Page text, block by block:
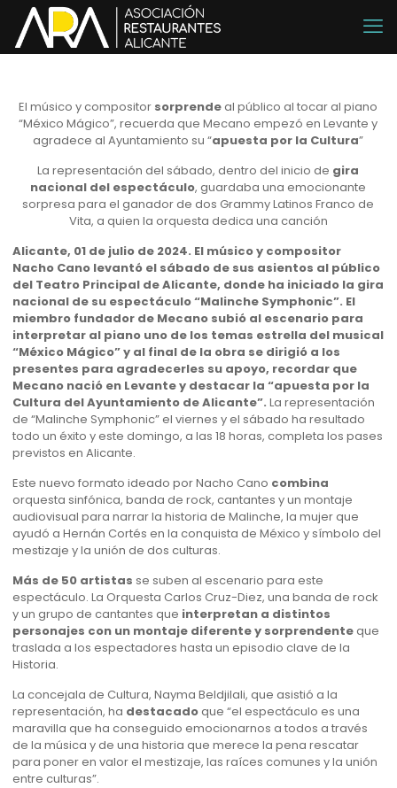
El músico y compositor sorprendeal público al tocar al piano
“México Mágico”, recuerda que Mecano empezó en Levante y
agradece al Ayuntamiento su “apuesta por la Cultura”
La representación del sábado, dentro del inicio de gira
nacional del espectáculo, guardaba una emocionante
sorpresa para el ganador de dos Grammy Latinos Franco de
Vita, a quien la orquesta dedica una canción
Alicante, 01 de julio de 2024. El músico y compositor
Nacho Cano levantó el sábado de sus asientos al público
del Teatro Principal de Alicante, donde ha iniciado la gira
nacional de su espectáculo “Malinche Symphonic”. El
miembro fundador de Mecano subió al escenario para
interpretar al piano uno de los temas estrella del musical
“México Mágico” y al final de la obra se dirigió a los
presentes para agradecerles su apoyo, recordar que
Mecano nació en Levante y destacar la “apuesta por la
Cultura del Ayuntamiento de Alicante”.La representación
de “Malinche Symphonic” el viernes y el sábado ha resultado
todo un éxito y este domingo, a las 18 horas, completa los pases
previstos en Alicante.
Este nuevo formato ideado por Nacho Cano combina
orquesta sinfónica, banda de rock, cantantes y un montaje
audiovisual para narrar la historia de Malinche, la mujer que
ayudó a Hernán Cortés en la conquista de México y símbolo del
mestizaje y la unión de dos culturas.
Más de 50 artistas se suben al escenario para este
espectáculo. La Orquesta Carlos Cruz-Diez, una banda de rock
y un grupo de cantantes que interpretan a distintos
personajes con un montaje diferente y sorprendenteque
traslada a los espectadores hasta un episodio clave de la
Historia.
La concejala de Cultura, Nayma Beldjilali, que asistió a la
representación, ha destacadoque “el espectáculo es una
maravilla que ha conseguido emocionarnos a todos a través
de la música y de una historia que merece la pena rescatar
para poner en valor el mestizaje, las raíces comunes y la unión
entre culturas”.